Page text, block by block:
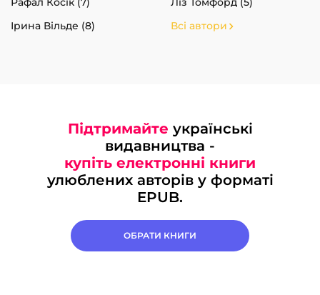
Ірина Вільде (8)
Всі автори
Підтримайте українські
видавництва -
купіть електронні книги
улюблених авторів у форматі
EPUB.
ОБРАТИ КНИГИ